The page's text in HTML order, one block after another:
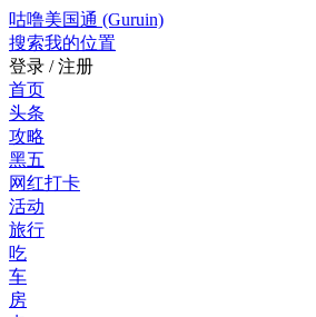
咕噜美国通 (Guruin)
搜索我的位置
登录 / 注册
首页
头条
攻略
黑五
网红打卡
活动
旅行
吃
车
房